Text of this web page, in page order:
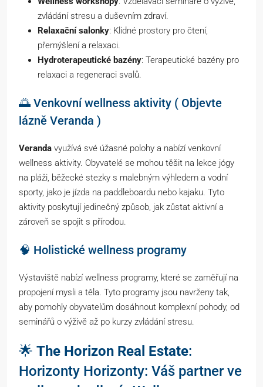
zvládání stresu a duševním zdraví.
Relaxační salonky: Klidné prostory pro čtení,
přemýšlení a relaxaci.
Hydroterapeutické bazény: Terapeutické bazény pro
relaxaci a regeneraci svalů.
🌅 Venkovní wellness aktivity ( Objevte
lázně Veranda )
Veranda využívá své úžasné polohy a nabízí venkovní
wellness aktivity. Obyvatelé se mohou těšit na lekce jógy
na pláži, běžecké stezky s malebným výhledem a vodní
sporty, jako je jízda na paddleboardu nebo kajaku. Tyto
aktivity poskytují jedinečný způsob, jak zůstat aktivní a
zároveň se spojit s přírodou.
🧠 Holistické wellness programy
Výstaviště nabízí wellness programy, které se zaměřují na
propojení mysli a těla. Tyto programy jsou navrženy tak,
aby pomohly obyvatelům dosáhnout komplexní pohody, od
seminářů o výživě až po kurzy zvládání stresu.
🌟 The Horizon Real Estate:
Horizonty Horizonty: Váš partner ve